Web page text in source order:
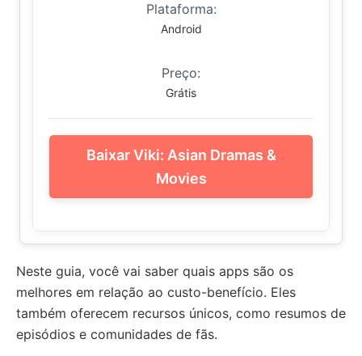
Plataforma:
Android
Preço:
Grátis
Baixar Viki: Asian Dramas &
Movies
Neste guia, você vai saber quais apps são os
melhores em relação ao custo-benefício. Eles
também oferecem recursos únicos, como resumos de
episódios e comunidades de fãs.